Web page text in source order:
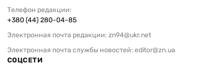
Телефон редакции:
+380 (44) 280-04-85
Электронная почта редакции: zn94@ukr.net
Электронная почта службы новостей: editor@zn.ua
СОЦСЕТИ